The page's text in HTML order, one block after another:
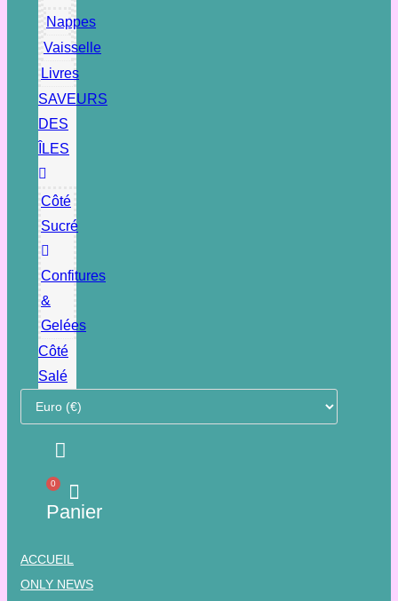
Nappes
Vaisselle
Livres
SAVEURS
DES
ÎLES
Côté
Sucré
Confitures
&
Gelées
Côté
Salé
0
Panier
ACCUEIL
ONLY NEWS